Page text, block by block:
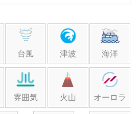
台風 津波 海洋
雰囲気 火山 オーロラ